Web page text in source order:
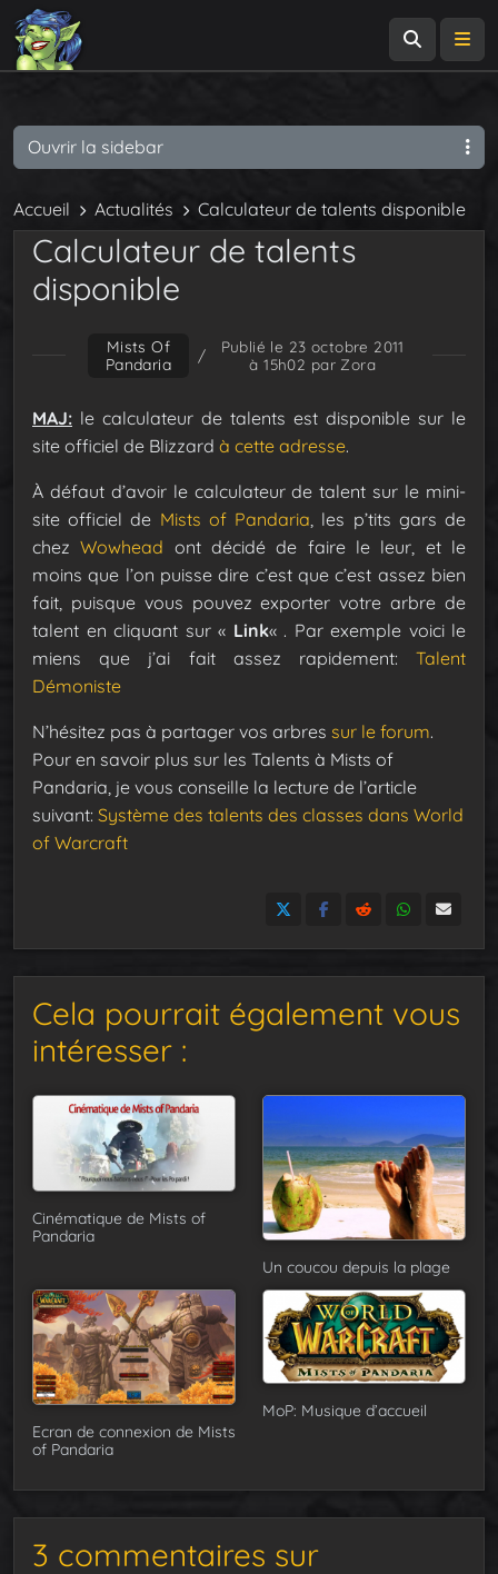
Accueil Actualités Calculateur de talents disponible
Calculateur de talents
disponible
Mists Of
Pandaria
/
Publié le 23 octobre 2011
à 15h02 par Zora
MAJ: le calculateur de talents est disponible sur le
site officiel de Blizzard à cette adresse.
À défaut d’avoir le calculateur de talent sur le mini-
site officiel de Mists of Pandaria , les p’tits gars de
chezWowhead ont décidé de faire le leur, et le
moins que l’on puisse dire c’est que c’est assez bien
fait, puisque vous pouvez exporter votre arbre de
talent en cliquant sur « Link« . Par exemple voici le
miens que j’ai fait assez rapidement: Talent
Démoniste
N’hésitez pas à partager vos arbres sur le forum.
Pour en savoir plus sur les Talents à Mists of
Pandaria, je vous conseille la lecture de l’article
suivant: Système des talents des classes dans World
of Warcraft
Cela pourrait également vous
intéresser :
Cinématique de Mists of
Pandaria
Un coucou depuis la plage
Ecran de connexion de Mists
of Pandaria
MoP: Musique d’accueil
3 commentaires sur
Ouvrir la sidebar